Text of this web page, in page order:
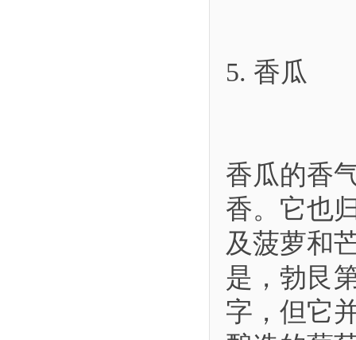
5. 香瓜
香瓜的香
香。它也
及菠萝和
是，勃艮
字，但它